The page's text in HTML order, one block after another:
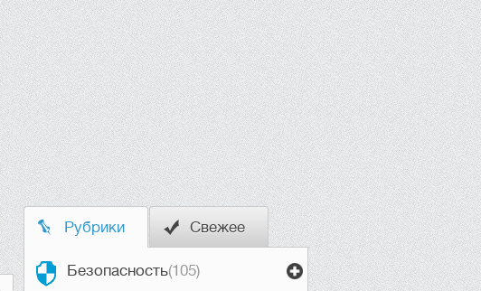
Рубрики Свежее
Безопасность(105)